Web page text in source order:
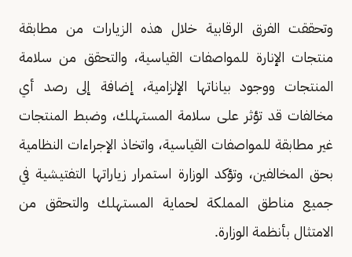
وتحققت الفرق الرقابية خلال هذه الزيارات من مطابقة
منتجات الإنارة للمواصفات القياسية، والتحقق من سلامة
المنتجات ووجود بياناتها الإلزامية، إضافة إلى رصد أي
مخالفات قد تؤثر على سلامة المستهلك، وضبط المنتجات
غير مطابقة للمواصفات القياسية، واتخاذ الإجراءات النظامية
بحق المخالفين، وتؤكد الوزارة استمرار زياراتها التفتيشية في
جميع مناطق المملكة لحماية المستهلك والتحقق من
الامتثال بأنظمة الوزارة.